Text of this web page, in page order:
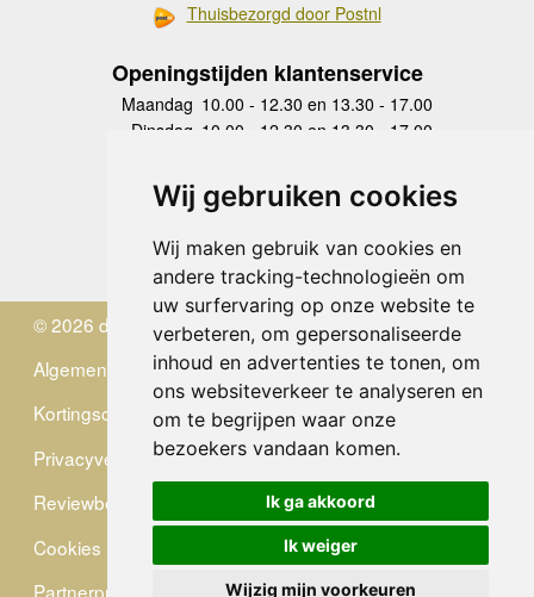
Wij gebruiken cookies
Wij maken gebruik van cookies en
andere tracking-technologieën om
uw surfervaring op onze website te
verbeteren, om gepersonaliseerde
inhoud en advertenties te tonen, om
ons websiteverkeer te analyseren en
om te begrijpen waar onze
bezoekers vandaan komen.
Ik ga akkoord
Ik weiger
Wijzig mijn voorkeuren
Thuisbezorgd door Postnl
Openingstijden klantenservice
Maandag 10.00 - 12.30 en 13.30 - 17.00
Dinsdag 10.00 - 12.30 en 13.30 - 17.00
Donderdag
10.00 - 12.30 en 13.30 - 17.00
Vrijdag 10.00 - 12.30 en 13.30 - 17.00
Zaterdag
gesloten
Zondag gesloten
© 2026 de Zwerver
Algemene Voorwaarden
Kortingscode
Privacyverklaring
Reviewbeleid
Cookies
Partnerprogramma